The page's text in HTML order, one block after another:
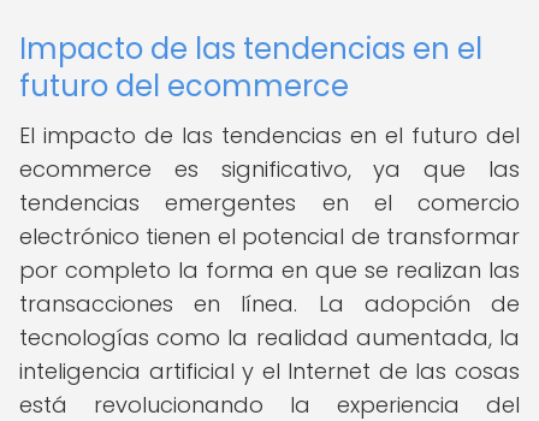
Impacto de las tendencias en el
futuro del ecommerce
El impacto de las tendencias en el futuro del
ecommerce es significativo, ya que las
tendencias emergentes en el comercio
electrónico tienen el potencial de transformar
por completo la forma en que se realizan las
transacciones en línea. La adopción de
tecnologías como la realidad aumentada, la
inteligencia artificial y el Internet de las cosas
está revolucionando la experiencia del